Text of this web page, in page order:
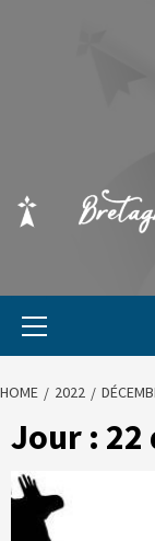
HOME 2022
Jour : 22